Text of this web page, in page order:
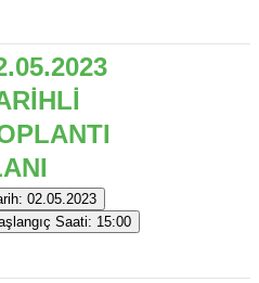
Tarih: 02.05.2023
Başlangıç Saati: 15:00